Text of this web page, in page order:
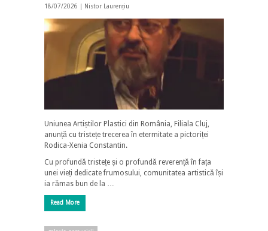
18/07/2026 | Nistor Laurențiu
Uniunea Artiștilor Plastici din România, Filiala Cluj,
anunță cu tristețe trecerea în etermitate a pictoriței
Rodica-Xenia Constantin.
Cu profundă tristețe și o profundă reverență în fața
unei vieți dedicate frumosului, comunitatea artistică își
ia rămas bun de la …
Read More